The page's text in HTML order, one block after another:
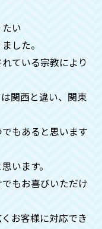
るか確認
なりますがお
。
していた
寺の方が供
郵送させてい
い
した。
ている宗教により
関⻄と違い、関東
もあると思います
います。
もお喜びいただけ
お客様に対応でき